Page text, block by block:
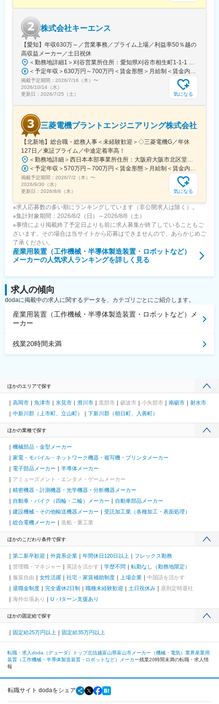
株式会社キーエンス
【愛知】年収630万～／営業事務／プライム上場／利益率50％越の
高収益メーカー／土日祝休
＜勤務地詳細1＞刈谷営業所住所：愛知県刈谷市相生町1-1-1 アドバンス・スクエア刈谷勤務地最寄駅：JR線／刈谷駅受動喫煙対策：敷地内喫煙可能場所あり＜勤務地詳細2＞一宮営業所住所：愛知県一宮市本町2-2-2 JES一宮ビル勤務地最寄駅：JR線／尾張一宮駅受動喫煙対策：敷地内喫煙可能場所あり＜勤務地詳細3＞名古屋営業所住所：愛知県名古屋市中区錦2-4-15 ORE錦二丁目ビル勤務地最寄駅：丸の内駅受動喫煙対策：敷地内喫煙可能場所あり変更の範囲：会社の定める事業所
＜予定年収＞630万円～700万円＜賃金形態＞月給制＜賃金内訳＞月額（基本給）：279,000円～281,000円＜月給＞279,000円～281,000円＜昇給有無＞有＜残業手当＞有＜給与補足＞上記は入社初年度の想定年収です。※月給の金額とは別で、残業代、業績賞与支給有り※賞与：年4回、昇給：年1～2回※経験・能力等を考慮の上、同社規定により待遇を決定します※年収は会社業績によって変動することがあります賃金はあくまでも目安の金額であり、選考を通じて上下する可能性があります。月給(月額)は固定手当を含めた表記です。
掲載予定期間： 2026/7/16（木） 〜
2026/10/14（水）
更新日： 2026/7/25（土） 気になる
三菱電機プラントエンジニアリング株式会社
【北新地】総合職・総務人事＜未経験歓迎＞◇三菱電機G／年休
127日／東証プライム／中途定着率高！
＜勤務地詳細＞西日本本部事業所住所：大阪府大阪市北区堂島2-2-2 勤務地最寄駅：JR東西線／北新地駅受動喫煙対策：屋内喫煙可能場所あり変更の範囲：会社の定める事業所
＜予定年収＞570万円～700万円＜賃金形態＞月給制＜賃金内訳＞月額（基本給）：295,000円～335,000円＜月給＞295,000円～335,000円＜昇給有無＞有＜残業手当＞有＜給与補足＞※上記年収は想定残業時間20～30時間込みの金額となります。※上記はあくまで想定年収です。経験・スキルに応じて決定します。■昇給：年1回■賞与：年2回（6月・12月）※実績あり賃金はあくまでも目安の金額であり、選考を通じて上下する可能性があります。月給(月額)は固定手当を含めた表記です。
掲載予定期間： 2026/7/2（木） 〜
2026/9/30（水）
更新日： 2026/8/6（木） 気になる
※求人応募数の多い順にランキングしています（非公開求人は除く）。
※集計対象期間：2026/8/2（日）～2026/8/8（土）
※事情により掲載終了予定日よりも前に求人募集が終了していることもご
ざいます。その場合は当サイトから応募はできませんので、あらかじめご
了承ください。
産業用装置（工作機械・半導体製造装置・ロボットなど）
メーカーの人気求人ランキングを詳しく見る
求人の傾向
dodaに掲載中の求人に関するデータを、カテゴリごとにご紹介します。
産業用装置（工作機械・半導体製造装置・ロボットなど）メ
ーカー
残業20時間未満
ほかのエリアで探す
高岡市 魚津市 氷見市 滑川市 黒部市 砺波市 小矢部市 南砺市
射水市
中新川郡（上市町、立山町）
下新川郡（朝日町、入善町）
ほかの業種で探す
機械部品・金型メーカー
家電・モバイル・ネットワーク機器・複写機・プリンタメーカー
電子部品メーカー
半導体メーカー
アミューズメント・エンタメ・ゲームメーカー
精密機器・計測機器・光学機器・分析機器メーカー
自動車・バイク（四輪・二輪）メーカー
自動車部品メーカー
建設機械・その他輸送機器メーカー
受託加工業（各種加工・表面処理）
総合電機メーカー
造船・重工業
ほかのこだわり条件で探す
第二新卒歓迎 外資系企業 年間休日120日以上
フレックス勤務
管理職・マネジャー
英語を活かす 学歴不問
転勤なし（勤務地限定）
服装自由
女性活躍 社宅・家賃補助制度 上場企業
中国語を活かす
退職金制度
完全週休2日制 職種未経験歓迎 土日祝休み
原則定時退社
海外出張あり
U・Iターン支援あり
ほかの固定給で探す
固定給25万円以上 固定給35万円以上
転職・求人doda（デューダ）トップ北信越富山県富山市 メーカー（機械・電気）業界産業用
装置（工作機械・半導体製造装置・ロボットなど）メーカー残業20時間未満の転職・求人情
報
転職サイト dodaをシェア